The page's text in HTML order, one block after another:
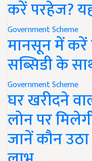
करें परहेज?
Government Scheme
मानसून में करें
सब्सिडी के
Government Scheme
घर खरीदने
लोन पर
जानें कौन